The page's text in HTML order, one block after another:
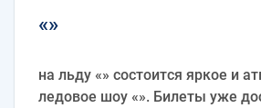
«»
на льду «» состоится яркое и
ледовое шоу «». Билеты уже